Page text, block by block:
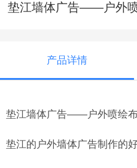
垫江墙体广告——户外
产品详情
垫江墙体广告——户外喷绘
垫江的户外墙体广告制作的